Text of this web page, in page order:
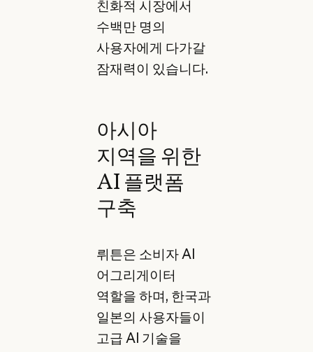
친화적 시장에서
수백만 명의
사용자에게 다가갈
잠재력이 있습니다.
아시아
지역을 위한
AI 플랫폼
구축
뤼튼은 소비자 AI
어그리게이터
역할을 하며, 한국과
일본의 사용자들이
고급 AI 기술을